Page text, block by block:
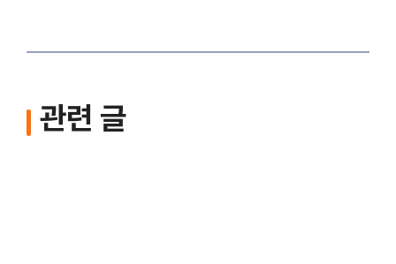
관련 글